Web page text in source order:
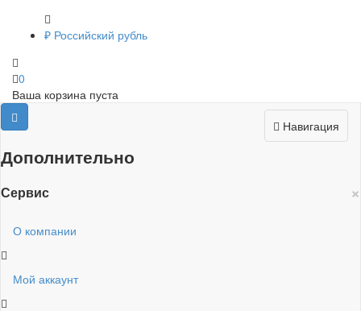
₽ Российский рубль
0
Ваша корзина пуста
Навигация
Дополнительно
×
Сервис
О компании
Мой аккаунт